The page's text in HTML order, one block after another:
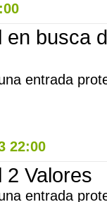
en busca
entrada
22:00
2 Valores
entrada